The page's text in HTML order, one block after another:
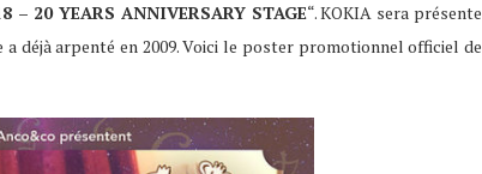
– 20 YEARS ANNIVERSARY STAGE“. KOKIA sera présente
a déjà arpenté en 2009. Voici le poster promotionnel officiel de